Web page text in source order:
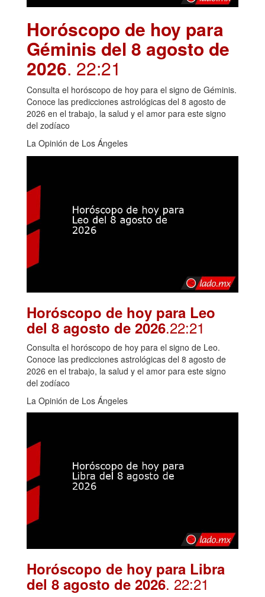
Horóscopo de hoy para
Géminis del 8 agosto de
2026. 22:21
Consulta el horóscopo de hoy para el signo de Géminis.
Conoce las predicciones astrológicas del 8 agosto de
2026 en el trabajo, la salud y el amor para este signo
del zodíaco
La Opinión de Los Ángeles
Horóscopo de hoy para Leo
del 8 agosto de 2026.22:21
Consulta el horóscopo de hoy para el signo de Leo.
Conoce las predicciones astrológicas del 8 agosto de
2026 en el trabajo, la salud y el amor para este signo
del zodíaco
La Opinión de Los Ángeles
Horóscopo de hoy para Libra
del 8 agosto de 2026. 22:21